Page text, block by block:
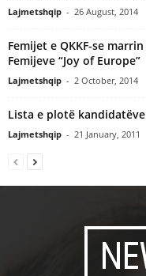
Lajmetshqip - 26 August, 2014
Femijet e QKKF-se
Femijeve “Joy of Europe”
Lajmetshqip - 2 October, 2014
Lista e plotë
Lajmetshqip - 21 January, 2011